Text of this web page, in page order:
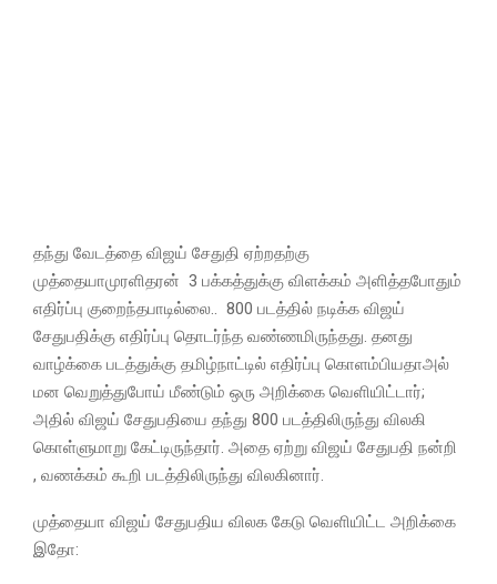
தந்து வேடத்தை விஜய் சேதுதி ஏற்றதற்கு
முத்தையாமுரளிதரன் 3 பக்கத்துக்கு விளக்கம் அளித்தபோதும்
எதிர்ப்பு குறைந்தபாடில்லை.. 800 படத்தில் நடிக்க விஜய்
சேதுபதிக்கு எதிர்ப்பு தொடர்ந்த வண்ணமிருந்தது. தனது
வாழ்க்கை படத்துக்கு தமிழ்நாட்டில் எதிர்ப்பு கொளம்பியதாஅல்
மன வெறுத்துபோய் மீண்டும் ஒரு அறிக்கை வெளியிட்டார்;
அதில் விஜய் சேதுபதியை தந்து 800 படத்திலிருந்து விலகி
கொள்ளுமாறு கேட்டிருந்தார். அதை ஏற்று விஜய் சேதுபதி நன்றி
, வணக்கம் கூறி படத்திலிருந்து விலகினார்.
முத்தையா விஜய் சேதுபதிய விலக கேடு வெளியிட்ட அறிக்கை
இதோ: